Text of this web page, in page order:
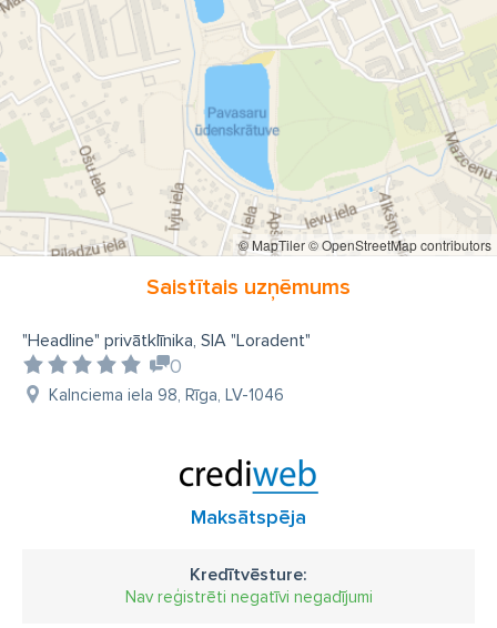
© MapTiler© OpenStreetMap contributors
Saistītais uzņēmums
"Headline" privātklīnika, SIA "Loradent"
0
Kalnciema iela 98, Rīga, LV-1046
Maksātspēja
Kredītvēsture:
Nav reģistrēti negatīvi negadījumi